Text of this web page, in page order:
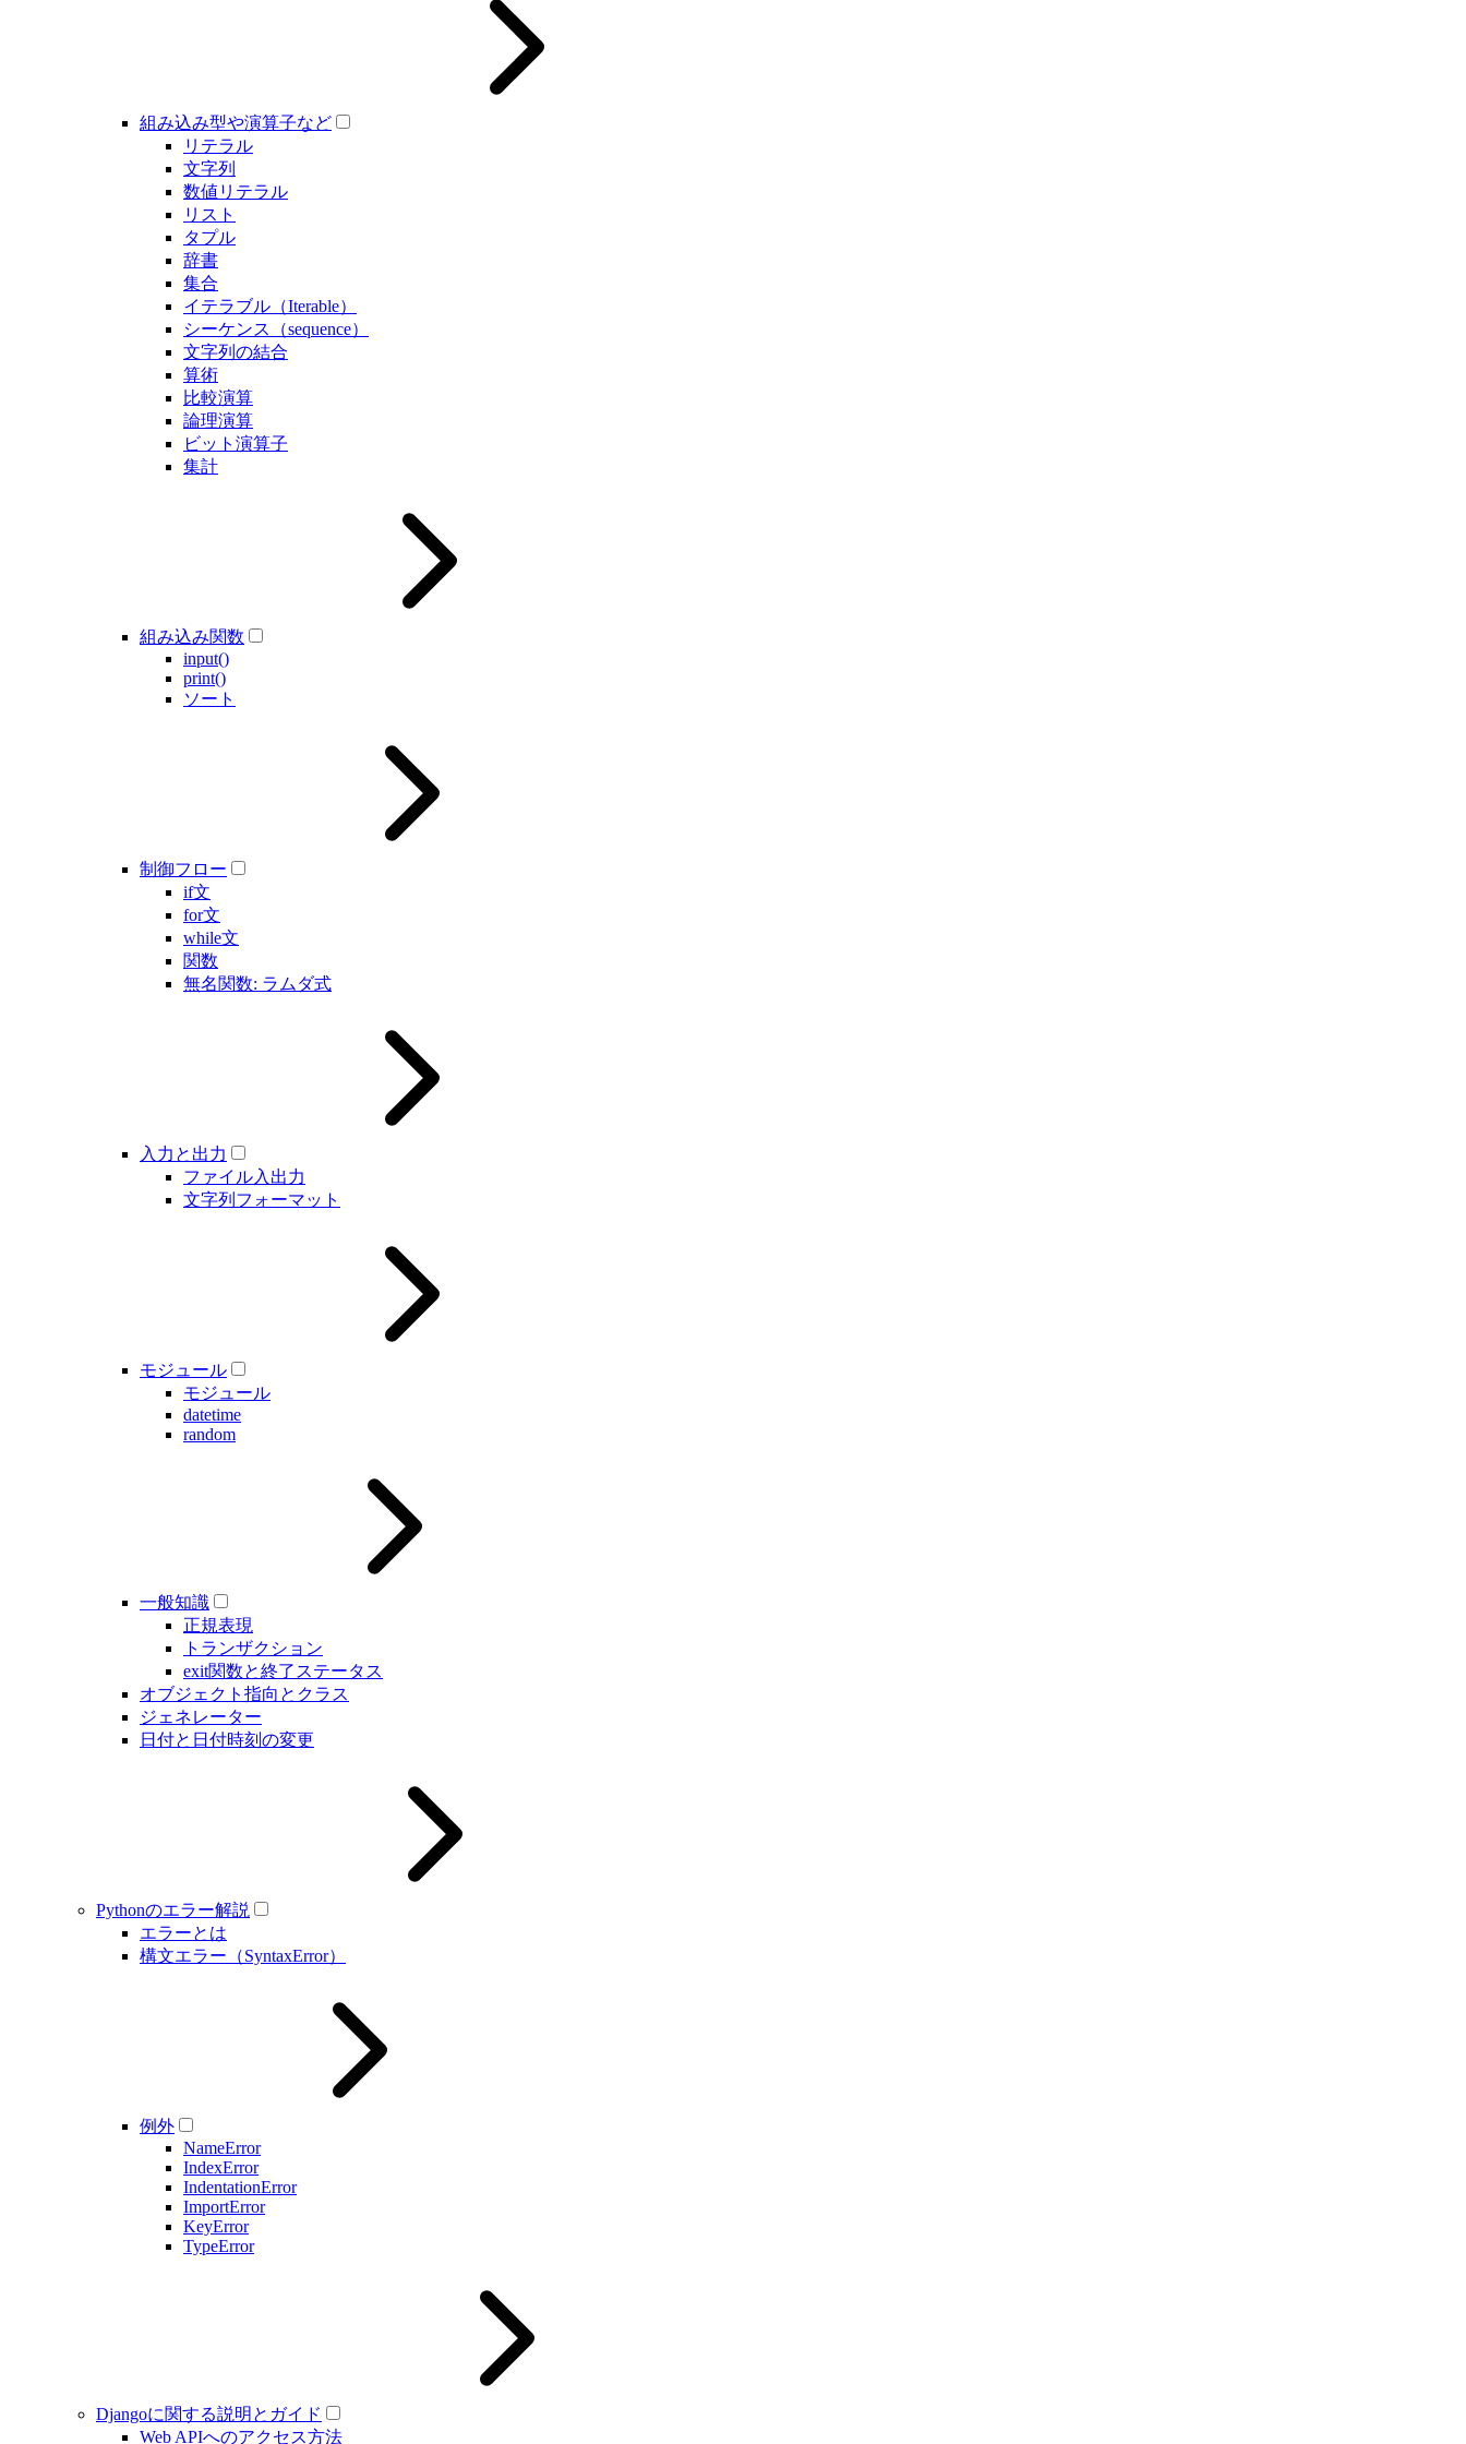
組み込み型や演算子など
リテラル
文字列
数値リテラル
リスト
タプル
辞書
集合
イテラブル（Iterable）
シーケンス（sequence）
文字列の結合
算術
比較演算
論理演算
ビット演算子
集計
組み込み関数
input()
print()
ソート
制御フロー
if文
for文
while文
関数
無名関数: ラムダ式
入力と出力
ファイル入出力
文字列フォーマット
モジュール
モジュール
datetime
random
一般知識
正規表現
トランザクション
exit関数と終了ステータス
オブジェクト指向とクラス
ジェネレーター
日付と日付時刻の変更
Pythonのエラー解説
エラーとは
構文エラー（SyntaxError）
例外
NameError
IndexError
IndentationError
ImportError
KeyError
TypeError
Djangoに関する説明とガイド
Web APIへのアクセス方法